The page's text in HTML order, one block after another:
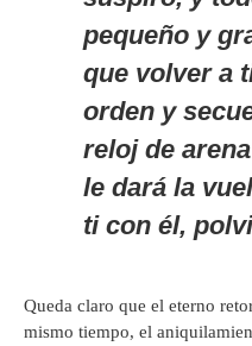
pequeño y
que volver a
orden y
reloj de
le dará la
ti con él,
Queda claro que el eterno
mismo tiempo, el